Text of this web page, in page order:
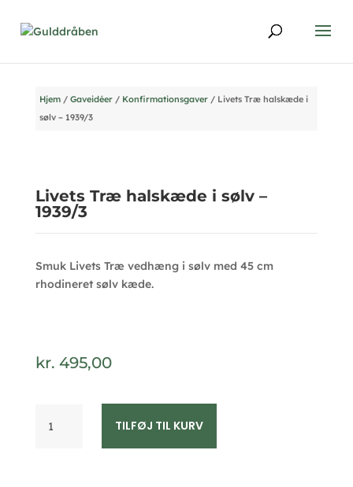
Hjem/ Gaveidéer/ Konfirmationsgaver/ Livets Træ halskæde i
sølv – 1939/3
Livets Træ halskæde i sølv –
1939/3
Smuk Livets Træ vedhæng i sølv med 45 cm
rhodineret sølv kæde.
kr. 495,00
Træ
TILFØJ TIL KURV